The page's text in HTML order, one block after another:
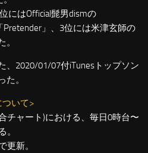
にはOfficial髭男dismの
「Pretender」、3位には米津玄師の
。
、2020/01/07付iTunesトップソン
た。
いて>
チャート)における、毎日0時台〜
。
更新。